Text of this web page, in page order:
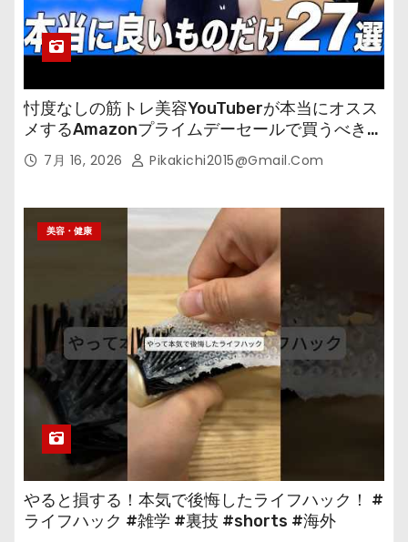
忖度なしの筋トレ美容YouTuberが本当にオスス
メするAmazonプライムデーセールで買うべきも
の 7月 16, 2026 Pikakichi2015@gmail.com
美容・健康
やると損する！本気で後悔したライフハック！ #
ライフハック #雑学 #裏技 #shorts #海外